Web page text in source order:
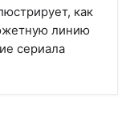
как
линию
сериала